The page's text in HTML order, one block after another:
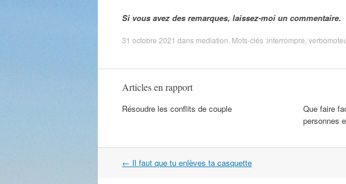
Si vous avez des remarques, laissez-moi un commentaire.
31 octobre 2021 dans mediation . Mots-clés :interrompre
Articles en rapport
Résoudre les conflits de couple
Que faire
personnes
Navigation
← Il faut que tu enlèves ta casquette